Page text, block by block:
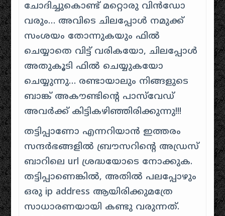
ചോദിച്ചുകൊണ്ട് മറ്റൊരു വിൻഡോ
വരും… അവിടെ ചിലപ്പോൾ നമുക്ക്
സംശയം തോന്നുകയും ഫിൽ
ചെയ്യാതെ വിട്ട് വരികയോ, ചിലപ്പോൾ
അതുകൂടി ഫിൽ ചെയ്യുകയോ
ചെയ്യുന്നു… രണ്ടായാലും നിങ്ങളുടെ
ബാങ്ക് അകൗണ്ടിന്റെ പാസ്‌വേഡ്
അവർക്ക് കിട്ടികഴിഞ്ഞിരിക്കുന്നു!!!
തട്ടിപ്പാണോ എന്നറിയാൻ ഇത്തരം
സന്ദർഭങ്ങളിൽ ബ്രൗസറിന്റെ അഡ്രസ്
ബാറിലെ url ശ്രദ്ധയോടെ നോക്കുക.
തട്ടിപ്പാണെങ്കിൽ, അതിൽ പലപ്പോഴും
ഒരു ip address ആയിരിക്കുമത്രേ
സാധാരണയായി കണ്ടു വരുന്നത്.